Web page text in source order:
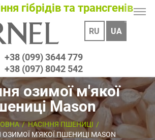
гібрідів та трансгенів
RU UA
+38 (099) 3644 779
+38 (097) 8042 542
озимої м'якої
Mason
НАСІННЯ ПШЕНИЦІ
ОЗИМОЇ М'ЯКОЇ ПШЕНИЦІ MASON